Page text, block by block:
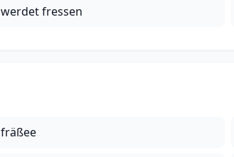
werdet fressen
fräßee